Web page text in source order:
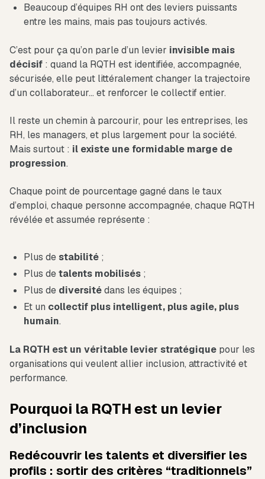
Beaucoup d’équipes RH ont des leviers puissants
entre les mains, mais pas toujours activés.
C’est pour ça qu’on parle d’un levier invisible mais
décisif : quand la RQTH est identifiée, accompagnée,
sécurisée, elle peut littéralement changer la trajectoire
d’un collaborateur… et renforcer le collectif entier.
Il reste un chemin à parcourir, pour les entreprises, les
RH, les managers, et plus largement pour la société.
Mais surtout : il existe une formidable marge de
progression.
Chaque point de pourcentage gagné dans le taux
d’emploi, chaque personne accompagnée, chaque RQTH
révélée et assumée représente :
Plus destabilité ;
Plus detalents mobilisés ;
Plus de diversitédans les équipes ;
Et un collectif plus intelligent, plus agile, plus
humain.
La RQTH est un véritable levier stratégique pour les
organisations qui veulent allier inclusion, attractivité et
performance.
Pourquoi la RQTH est un levier
d’inclusion
Redécouvrir les talents et diversifier les
profils : sortir des critères “traditionnels”